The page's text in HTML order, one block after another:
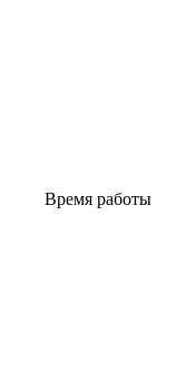
Время работы